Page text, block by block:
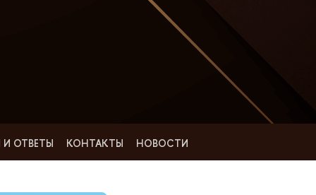
ОТВЕТЫ КОНТАКТЫ НОВОСТИ